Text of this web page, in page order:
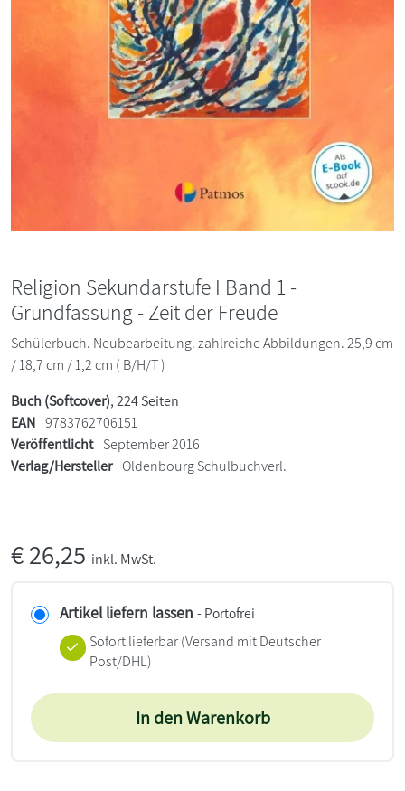
Religion Sekundarstufe I Band 1 -
Grundfassung - Zeit der Freude
Schülerbuch. Neubearbeitung. zahlreiche Abbildungen. 25,9 cm
/ 18,7 cm / 1,2 cm ( B/H/T )
Buch (Softcover), 224 Seiten
EAN 9783762706151
Veröffentlicht September 2016
Verlag/Hersteller Oldenbourg Schulbuchverl.
€26,25 inkl. MwSt.
Artikel liefern lassen - Portofrei
Sofort lieferbar(Versand mit Deutscher
Post/DHL)
In den Warenkorb